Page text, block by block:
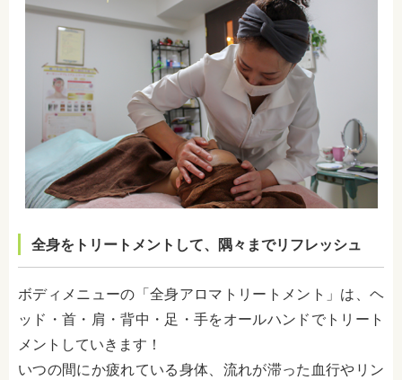
全身をトリートメントして、隅々までリフレッシュ
ボディメニューの「全身アロマトリートメント」は、ヘ
ッド・首・肩・背中・足・手をオールハンドでトリート
メントしていきます！
いつの間にか疲れている身体、流れが滞った血行やリン